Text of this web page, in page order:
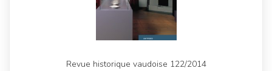
Revue historique vaudoise 122/2014